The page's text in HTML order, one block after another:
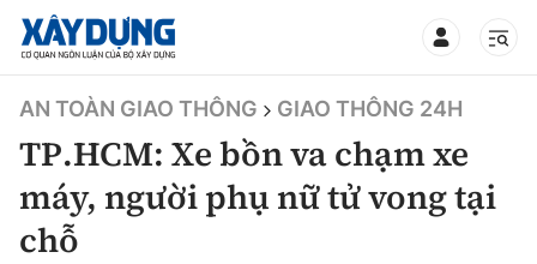
TIN BỘ XÂY DỰNG
CHUYÊN MỤC
AN TOÀN GIAO THÔNG GIAO THÔNG 24H
TP.HCM: Xe bồn va chạm xe
máy, người phụ nữ tử vong tại
chỗ